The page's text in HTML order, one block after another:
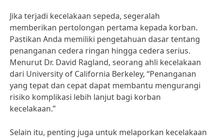
Jika terjadi kecelakaan sepeda, segeralah
memberikan pertolongan pertama kepada korban.
Pastikan Anda memiliki pengetahuan dasar tentang
penanganan cedera ringan hingga cedera serius.
Menurut Dr. David Ragland, seorang ahli kecelakaan
dari University of California Berkeley, “Penanganan
yang tepat dan cepat dapat membantu mengurangi
risiko komplikasi lebih lanjut bagi korban
kecelakaan.”
Selain itu, penting juga untuk melaporkan kecelakaan